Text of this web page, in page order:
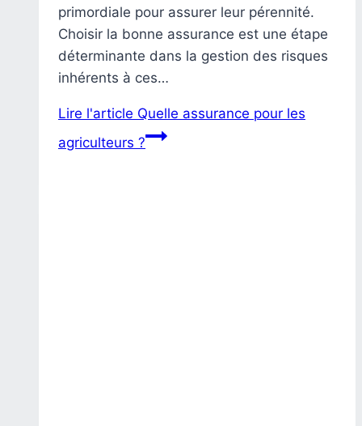
primordiale pour assurer leur pérennité.
Choisir la bonne assurance est une étape
déterminante dans la gestion des risques
inhérents à ces…
Lire l'article Quelle assurance pour les
agriculteurs ?